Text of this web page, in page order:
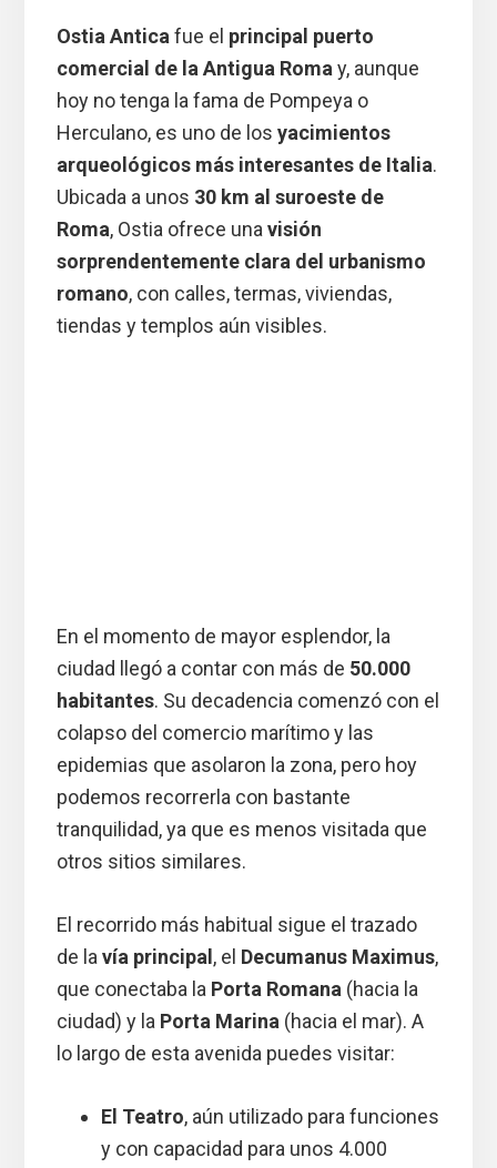
Ostia Antica fue el principal puerto
comercial de la Antigua Roma y, aunque
hoy no tenga la fama de Pompeya o
Herculano, es uno de los yacimientos
arqueológicos más interesantes de Italia.
Ubicada a unos 30 km al suroeste de
Roma, Ostia ofrece una visión
sorprendentemente clara del urbanismo
romano, con calles, termas, viviendas,
tiendas y templos aún visibles.
En el momento de mayor esplendor, la
ciudad llegó a contar con más de 50.000
habitantes. Su decadencia comenzó con el
colapso del comercio marítimo y las
epidemias que asolaron la zona, pero hoy
podemos recorrerla con bastante
tranquilidad, ya que es menos visitada que
otros sitios similares.
El recorrido más habitual sigue el trazado
de la vía principal , el Decumanus Maximus,
que conectaba la Porta Romana (hacia la
ciudad) y la Porta Marina (hacia el mar). A
lo largo de esta avenida puedes visitar:
El Teatro, aún utilizado para funciones
y con capacidad para unos 4.000